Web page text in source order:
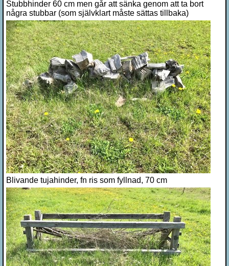
Stubbhinder 60 cm men går att sänka genom att ta bort
några stubbar (som självklart måste sättas tillbaka)
Blivande tujahinder, fn ris som fyllnad, 70 cm